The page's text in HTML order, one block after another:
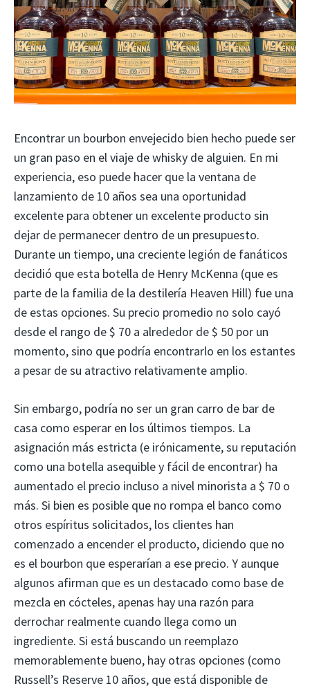
Encontrar un bourbon envejecido bien hecho puede ser
un gran paso en el viaje de whisky de alguien. En mi
experiencia, eso puede hacer que la ventana de
lanzamiento de 10 años sea una oportunidad
excelente para obtener un excelente producto sin
dejar de permanecer dentro de un presupuesto.
Durante un tiempo, una creciente legión de fanáticos
decidió que esta botella de Henry McKenna (que es
parte de la familia de la destilería Heaven Hill) fue una
de estas opciones. Su precio promedio no solo cayó
desde el rango de $ 70 a alrededor de $ 50 por un
momento, sino que podría encontrarlo en los estantes
a pesar de su atractivo relativamente amplio.
Sin embargo, podría no ser un gran carro de bar de
casa como esperar en los últimos tiempos. La
asignación más estricta (e irónicamente, su reputación
como una botella asequible y fácil de encontrar) ha
aumentado el precio incluso a nivel minorista a $ 70 o
más. Si bien es posible que no rompa el banco como
otros espíritus solicitados, los clientes han
comenzado a encender el producto, diciendo que no
es el bourbon que esperarían a ese precio. Y aunque
algunos afirman que es un destacado como base de
mezcla en cócteles, apenas hay una razón para
derrochar realmente cuando llega como un
ingrediente. Si está buscando un reemplazo
memorablemente bueno, hay otras opciones (como
Russell’s Reserve 10 años, que está disponible de